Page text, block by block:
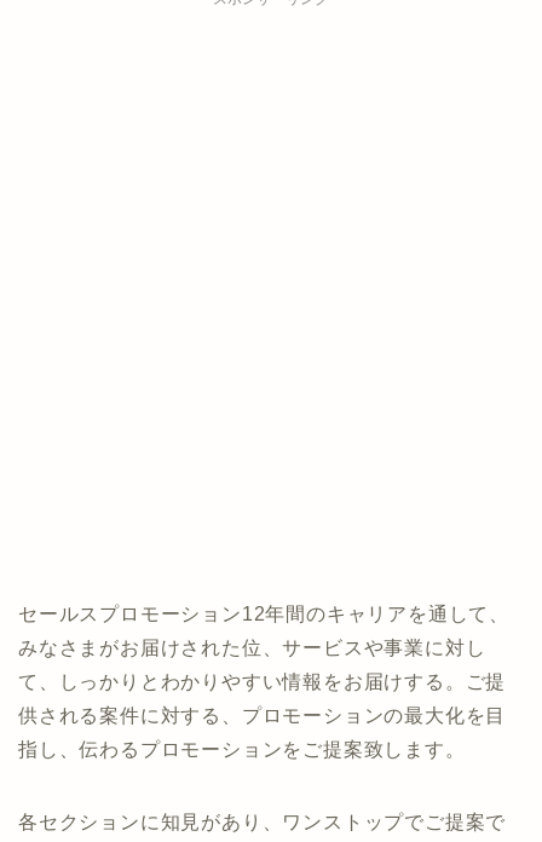
セールスプロモーション12年間のキャリアを通して、
みなさまがお届けされた位、サービスや事業に対し
て、しっかりとわかりやすい情報をお届けする。ご提
供される案件に対する、プロモーションの最大化を目
指し、伝わるプロモーションをご提案致します。
各セクションに知見があり、ワンストップでご提案で